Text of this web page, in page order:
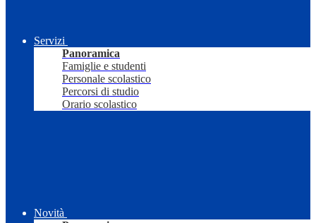
Servizi
Panoramica
Famiglie e studenti
Personale scolastico
Percorsi di studio
Orario scolastico
Novità